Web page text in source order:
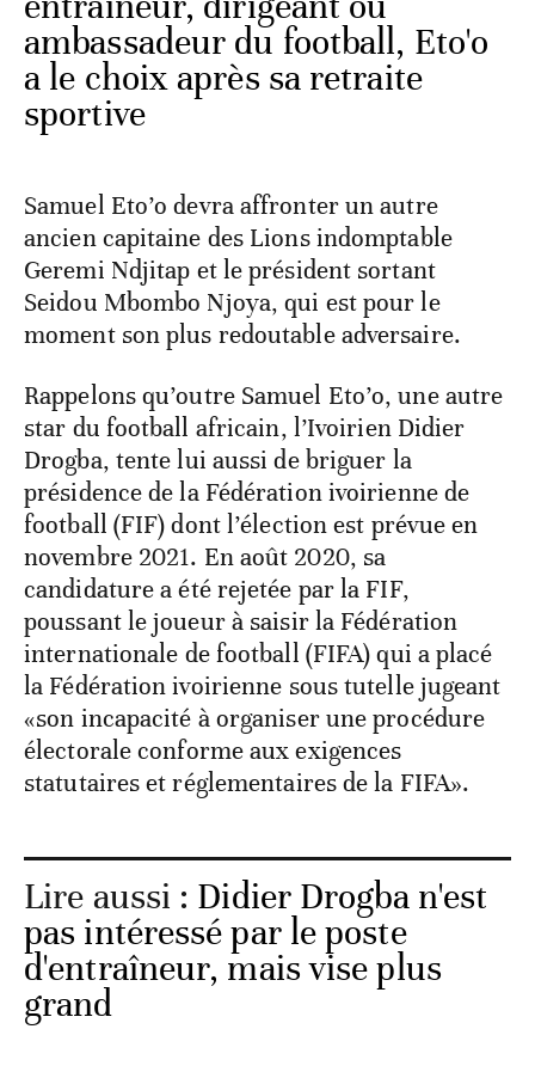
ambassadeur du football, Eto'o
a le choix après sa retraite
sportive
Samuel Eto’o devra affronter un autre
ancien capitaine des Lions indomptable
Geremi Ndjitap et le président sortant
Seidou Mbombo Njoya, qui est pour le
moment son plus redoutable adversaire.
Rappelons qu’outre Samuel Eto’o, une autre
star du football africain, l’Ivoirien Didier
Drogba, tente lui aussi de briguer la
présidence de la Fédération ivoirienne de
football (FIF) dont l’élection est prévue en
novembre 2021. En août 2020, sa
candidature a été rejetée par la FIF,
poussant le joueur à saisir la Fédération
internationale de football (FIFA) qui a placé
la Fédération ivoirienne sous tutelle jugeant
«son incapacité à organiser une procédure
électorale conforme aux exigences
statutaires et réglementaires de la FIFA».
Lire aussi : Didier Drogba n'est
pas intéressé par le poste
d'entraîneur, mais vise plus
grand